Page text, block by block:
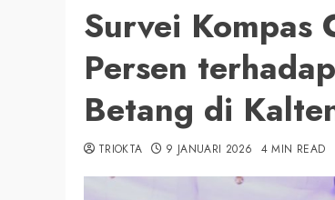
Survei Kompas
Persen
Betang di
TRIOKTA 9 JANUARI 2026 4 MIN READ